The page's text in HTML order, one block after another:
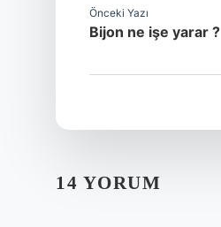
Önceki Yazı
Bijon ne işe yarar ?
14 YORUM